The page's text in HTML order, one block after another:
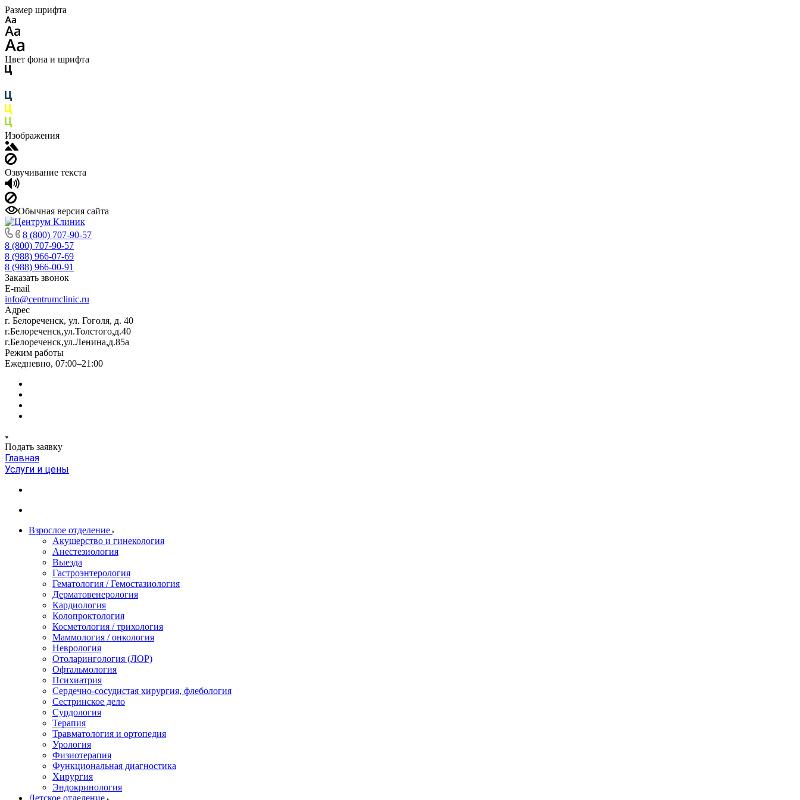
Размер шрифта
Цвет фона и шрифта
Изображения
Озвучивание текста
Обычная версия сайта
8 (800) 707-90-57
8 (800) 707-90-57
8 (988) 966-07-69
8 (988) 966-00-91
Заказать звонок
E-mail
info@centrumclinic.ru
Адрес
г. Белореченск, ул. Гоголя, д. 40
г.Белореченск,ул.Толстого,д.40
г.Белореченск,ул.Ленина,д.85а
Режим работы
Ежедневно, 07:00–21:00
Подать заявку
Главная
Услуги и цены
Взрослое отделение
Акушерство и гинекология
Анестезиология
Выезда
Гастроэнтерология
Гематология / Гемостазиология
Дерматовенерология
Кардиология
Колопроктология
Косметология / трихология
Маммология / онкология
Неврология
Отоларингология (ЛОР)
Офтальмология
Психиатрия
Сердечно-сосудистая хирургия, флебология
Сестринское дело
Сурдология
Терапия
Травматология и ортопедия
Урология
Физиотерапия
Функциональная диагностика
Хирургия
Эндокринология
Детское отделение